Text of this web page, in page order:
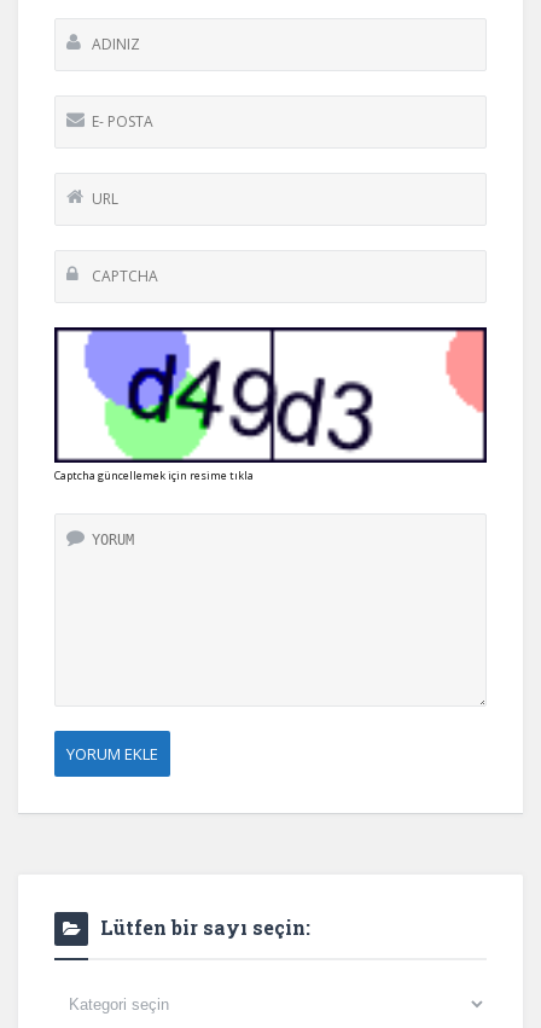
Captcha güncellemek için resime tıkla
Lütfen bir sayı seçin:
Lütfen